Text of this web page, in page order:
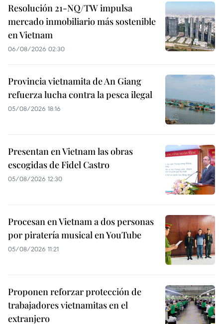
Resolución 21-NQ/TW impulsa
mercado inmobiliario más sostenible
en Vietnam
06/08/2026 02:30
Provincia vietnamita de An Giang
refuerza lucha contra la pesca ilegal
05/08/2026 18:16
Presentan en Vietnam las obras
escogidas de Fidel Castro
05/08/2026 12:30
Procesan en Vietnam a dos personas
por piratería musical en YouTube
05/08/2026 11:21
Proponen reforzar protección de
trabajadores vietnamitas en el
extranjero